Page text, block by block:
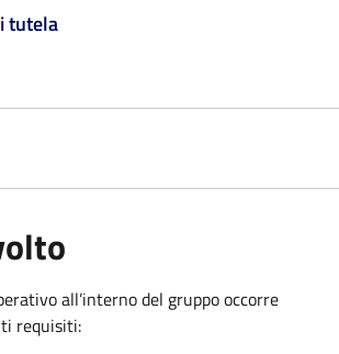
tutela
all’interno del gruppo occorre
requisiti: